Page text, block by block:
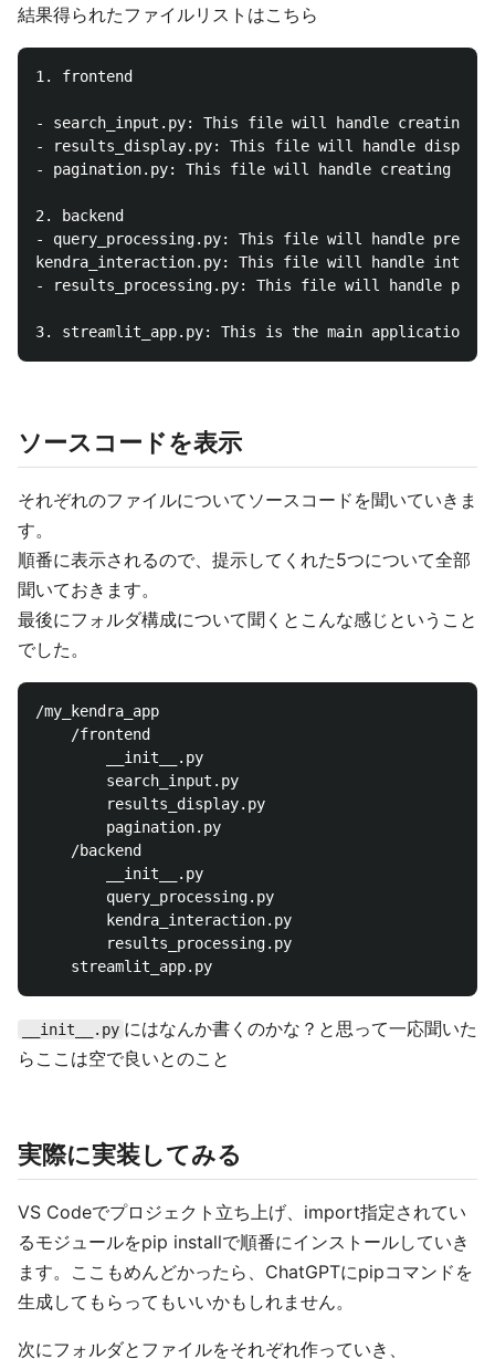
結果得られたファイルリストはこちら
1. frontend
- search_input.py: This file will handle creating and
- results_display.py: This file will handle
- pagination.py: This file will handle creating and
2. backend
- query_processing.py: This file will handle
kendra_interaction.py: This file will handle
- results_processing.py: This file will handle
ソースコードを表示
それぞれのファイルについてソースコードを聞いていきま
す。
順番に表示されるので、提示してくれた5つについて全部
聞いておきます。
最後にフォルダ構成について聞くとこんな感じということ
でした。
/my_kendra_app
    /frontend
        __init__.py
        search_input.py
        results_display.py
        pagination.py
    /backend
        __init__.py
        query_processing.py
        kendra_interaction.py
        results_processing.py
__init__.py にはなんか書くのかな？と思って一応聞いた
らここは空で良いとのこと
実際に実装してみる
VS Codeでプロジェクト立ち上げ、import指定されてい
るモジュールをpip installで順番にインストールしていき
ます。ここもめんどかったら、ChatGPTにpipコマンドを
生成してもらってもいいかもしれません。
次にフォルダとファイルをそれぞれ作っていき、